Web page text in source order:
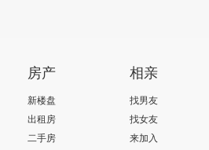
房产
新楼盘
出租房
二手房
相亲
找男友
找女友
来加入